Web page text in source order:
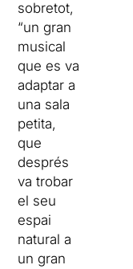
sobretot,
“un gran
musical
que es va
adaptar a
una sala
petita,
que
després
va trobar
el seu
espai
natural a
un gran